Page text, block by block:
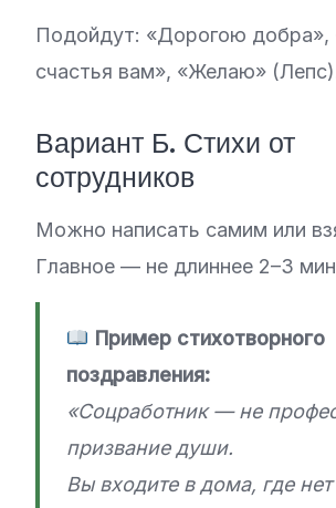
Подойдут: «Дорогою
счастья вам», «Желаю»
Вариант Б. Стихи от
сотрудников
Можно написать самим или
Главное — не длиннее 2–3
Пример стихотворного
поздравления:
«Соцработник — не
призвание души.
Вы входите в дома, где нет